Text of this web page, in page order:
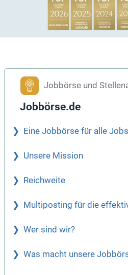
Jobbörse und
Jobbörse.de
Eine Jobbörse für alle Jobs
Unsere Mission
Reichweite
Multiposting für die
Wer sind wir?
Was macht unsere